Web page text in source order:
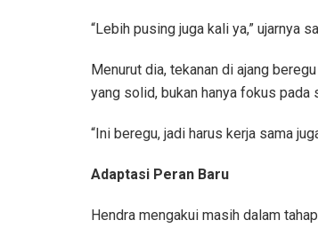
“Lebih pusing juga kali ya,” ujarnya
Menurut dia, tekanan di ajang
yang solid, bukan hanya fokus pada
“Ini beregu, jadi harus kerja sama
Adaptasi Peran Baru
Hendra mengakui masih dalam